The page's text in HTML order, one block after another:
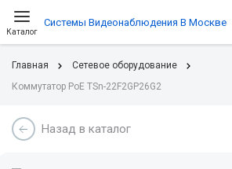
Каталог
Системы Видеонаблюдения В Москве
Главная
Сетевое оборудование
Коммутатор PoE TSn-22F2GP26G2
Назад в каталог